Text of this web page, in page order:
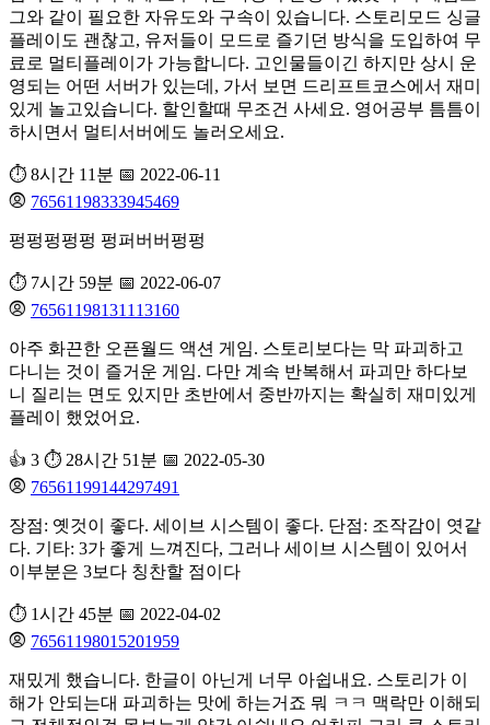
그와 같이 필요한 자유도와 구속이 있습니다. 스토리모드 싱글
플레이도 괜찮고, 유저들이 모드로 즐기던 방식을 도입하여 무
료로 멀티플레이가 가능합니다. 고인물들이긴 하지만 상시 운
영되는 어떤 서버가 있는데, 가서 보면 드리프트코스에서 재미
있게 놀고있습니다. 할인할때 무조건 사세요. 영어공부 틈틈이
하시면서 멀티서버에도 놀러오세요.
⏱️ 8시간 11분 📅 2022-06-11
76561198333945469
펑펑펑펑펑 펑퍼버버펑펑
⏱️ 7시간 59분 📅 2022-06-07
76561198131113160
아주 화끈한 오픈월드 액션 게임. 스토리보다는 막 파괴하고
다니는 것이 즐거운 게임. 다만 계속 반복해서 파괴만 하다보
니 질리는 면도 있지만 초반에서 중반까지는 확실히 재미있게
플레이 했었어요.
👍 3 ⏱️ 28시간 51분 📅 2022-05-30
76561199144297491
장점: 옛것이 좋다. 세이브 시스템이 좋다. 단점: 조작감이 엿같
다. 기타: 3가 좋게 느껴진다, 그러나 세이브 시스템이 있어서
이부분은 3보다 칭찬할 점이다
⏱️ 1시간 45분 📅 2022-04-02
76561198015201959
재밌게 했습니다. 한글이 아닌게 너무 아쉽내요. 스토리가 이
해가 안되는대 파괴하는 맛에 하는거죠 뭐 ㅋㅋ 맥락만 이해되